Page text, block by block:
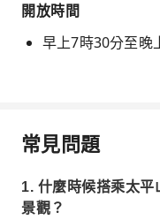
開放時間
早上7時30分至晚
常見問題
1. 什麼時候搭乘太
景觀？